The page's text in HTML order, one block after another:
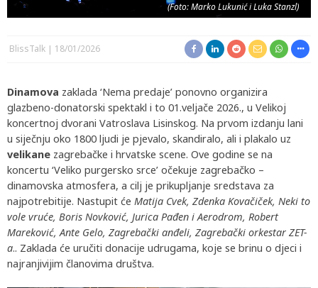
(Foto: Marko Lukunić i Luka Stanzl)
BlissTalk 18/01/2026
Dinamova zaklada ‘Nema predaje’ ponovno organizira
glazbeno-donatorski spektakl i to 01.veljače 2026., u Velikoj
koncertnoj dvorani Vatroslava Lisinskog. Na prvom izdanju lani
u siječnju oko 1800 ljudi je pjevalo, skandiralo, ali i plakalo uz
velikane zagrebačke i hrvatske scene. Ove godine se na
koncertu ‘Veliko purgersko srce’ očekuje zagrebačko –
dinamovska atmosfera, a cilj je prikupljanje sredstava za
najpotrebitije. Nastupit će Matija Cvek, Zdenka Kovačiček, Neki to
vole vruće, Boris Novković, Jurica Pađen i Aerodrom, Robert
Mareković, Ante Gelo, Zagrebački anđeli, Zagrebački orkestar ZET-
a.. Zaklada će uručiti donacije udrugama, koje se brinu o djeci i
najranjivijim članovima društva.